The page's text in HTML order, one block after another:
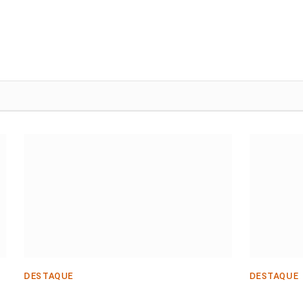
DESTAQUE DESTAQUE